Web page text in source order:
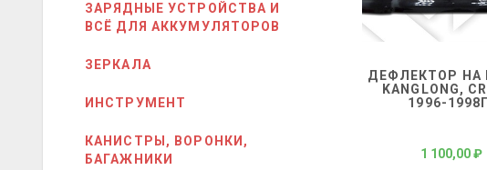
ЗАРЯДНЫЕ УСТРОЙСТВА И
ВСЁ ДЛЯ АККУМУЛЯТОРОВ
ЗЕРКАЛА
ИНСТРУМЕНТ
КАНИСТРЫ, ВОРОНКИ,
БАГАЖНИКИ
ДЕФЛЕКТОР НА
KANGLONG,
1996-
1 100,00 ₽